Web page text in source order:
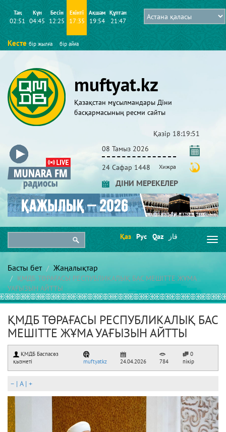
Таң
02:51
Күн
04:45
Бесін
12:25
Екінті
17:35
Ақшам
19:54
Құптан
21:47
Кесте бір жылға бір айға
muftyat.kz
Қазақстан мұсылмандары Діни
басқармасының ресми сайты
Қазір 18:19:52
08 Тамыз 2026
24 Сафар 1448 Хижра
ДІНИ МЕРЕКЕЛЕР
Қаз Рус Qaz قاز
Басты бет Жаңалықтар
ҚМДБ ТӨРАҒАСЫ РЕСПУБЛИКАЛЫҚ БАС МЕШІТТЕ ЖҰМА
УАҒЫЗЫН АЙТТЫ
ҚМДБ ТӨРАҒАСЫ РЕСПУБЛИКАЛЫҚ БАС
МЕШІТТЕ ЖҰМА УАҒЫЗЫН АЙТТЫ
ҚМДБ Баспасөз
қызметі
muftyatkz 24.04.2026 784
0
пікір
– | A| +